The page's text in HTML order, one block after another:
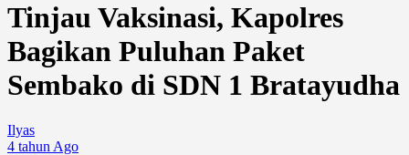
Tinjau Vaksinasi, Kapolres
Bagikan Puluhan Paket
Sembako di SDN 1 Bratayudha
Ilyas
4 tahun Ago